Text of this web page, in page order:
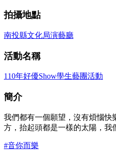
拍攝地點
南投縣文化局演藝廳
活動名稱
110年好優Show學生藝團活動
簡介
我們都有一個願望，沒有煩惱快
方，抬起頭都是一樣的太陽，我
#音你而樂